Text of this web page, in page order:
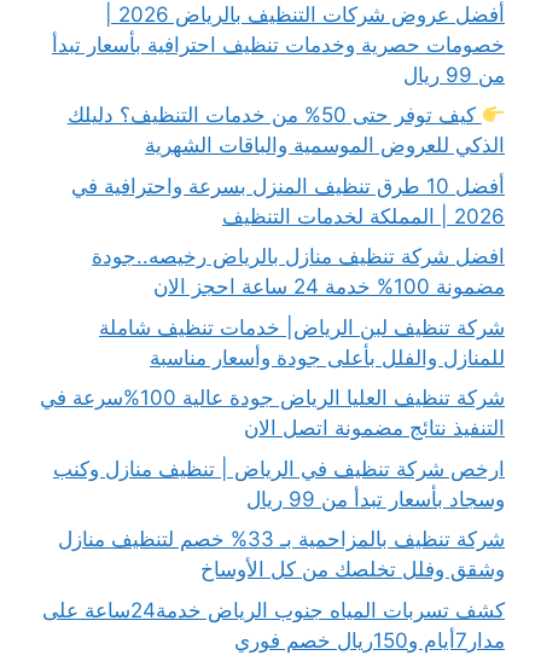
خصومات حصرية وخدمات تنظيف احترافية بأسعار تبدأ
من 99 ريال
كيف توفر حتى 50% من خدمات التنظيف؟ دليلك
الذكي للعروض الموسمية والباقات الشهرية
أفضل 10 طرق تنظيف المنزل بسرعة واحترافية في
2026 | المملكة لخدمات التنظيف
افضل شركة تنظيف منازل بالرياض رخيصه..جودة
مضمونة 100% خدمة 24 ساعة احجز الان
شركة تنظيف لبن الرياض| خدمات تنظيف شاملة
للمنازل والفلل بأعلى جودة وأسعار مناسبة
شركة تنظيف العليا الرياض جودة عالية 100%سرعة في
التنفيذ نتائج مضمونة اتصل الان
ارخص شركة تنظيف في الرياض | تنظيف منازل وكنب
وسجاد بأسعار تبدأ من 99 ريال
شركة تنظيف بالمزاحمية بـ 33% خصم لتنظيف منازل
وشقق وفلل تخلصك من كل الأوساخ
كشف تسربات المياه جنوب الرياض خدمة24ساعة على
مدار7أيام و150ريال خصم فوري